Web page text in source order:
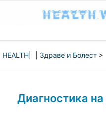
HEALTH Здраве и Болест >
Диагностика